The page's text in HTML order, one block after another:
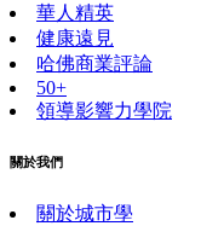
華人精英
健康遠見
哈佛商業評論
50+
領導影響力學院
關於我們
關於城市學